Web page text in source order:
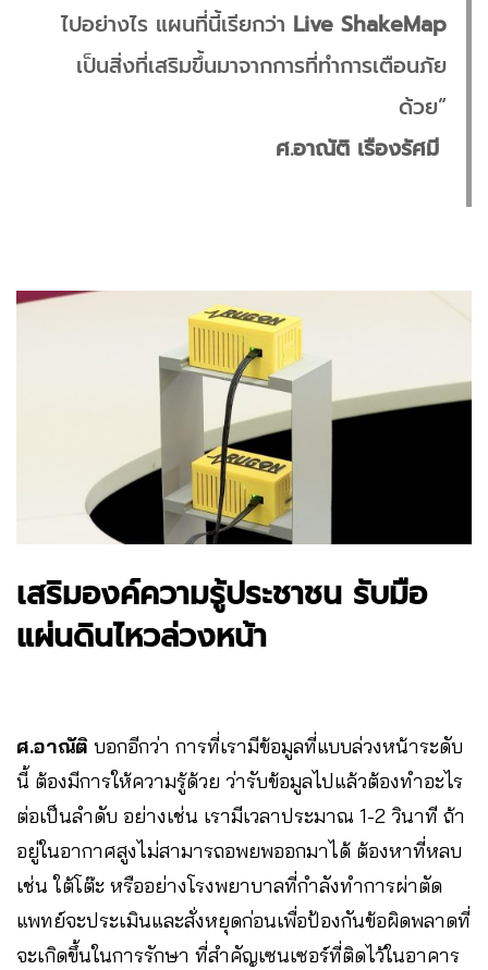
ไปอย่างไร แผนที่นี้เรียกว่า Live ShakeMap
เป็นสิ่งที่เสริมขึ้นมาจากการที่ทำการเตือนภัย
ด้วย”
ศ.อาณัติ เรืองรัศมี
เสริมองค์ความรู้ประชาชน รับมือ
แผ่นดินไหวล่วงหน้า
ศ.อาณัติ บอกอีกว่า การที่เรามีข้อมูลที่แบบล่วงหน้าระดับ
นี้ ต้องมีการให้ความรู้ด้วย ว่ารับข้อมูลไปแล้วต้องทำอะไร
ต่อเป็นลำดับ อย่างเช่น เรามีเวลาประมาณ 1-2 วินาที ถ้า
อยู่ในอากาศสูงไม่สามารถอพยพออกมาได้ ต้องหาที่หลบ
เช่น ใต้โต๊ะ หรืออย่างโรงพยาบาลที่กำลังทำการผ่าตัด
แพทย์จะประเมินและสั่งหยุดก่อนเพื่อป้องกันข้อผิดพลาดที่
จะเกิดขึ้นในการรักษา ที่สำคัญเซนเซอร์ที่ติดไว้ในอาคาร